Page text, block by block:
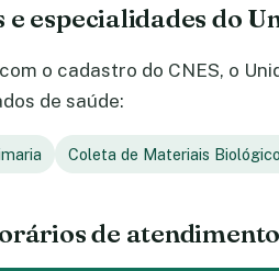
e especialidades do
o cadastro do CNES, o
de saúde:
Coleta de Materiais
de atendimento